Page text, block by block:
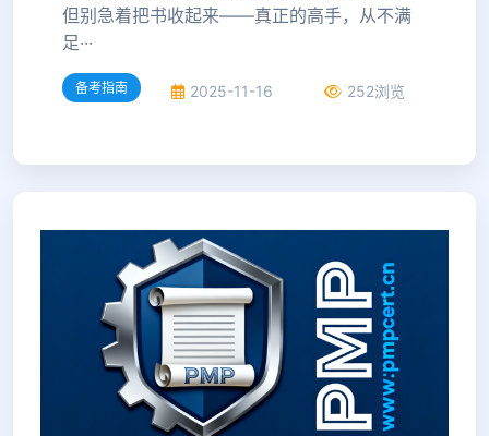
但别急着把书收起来——真正的高手，从不满
足···
备考指南 2025-11-16 252浏览